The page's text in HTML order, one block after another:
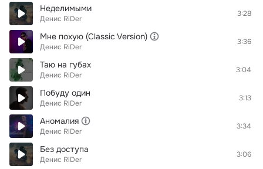
Неделимыми
Денис RiDer
3:28
Мне похую (Classic Version)
Денис RiDer
3:36
Таю на губах
Денис RiDer
3:04
Побуду один
Денис RiDer
3:13
Аномалия
Денис RiDer
3:34
Без доступа
Денис RiDer
3:06